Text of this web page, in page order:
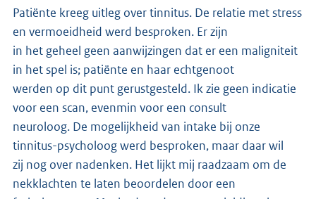
Patiënte kreeg uitleg over tinnitus. De relatie met stress
en vermoeidheid werd besproken. Er zijn
in het geheel geen aanwijzingen dat er een maligniteit
in het spel is; patiënte en haar echtgenoot
werden op dit punt gerustgesteld. Ik zie geen indicatie
voor een scan, evenmin voor een consult
neuroloog. De mogelijkheid van intake bij onze
tinnitus-psycholoog werd besproken, maar daar wil
zij nog over nadenken. Het lijkt mij raadzaam om de
nekklachten te laten beoordelen door een